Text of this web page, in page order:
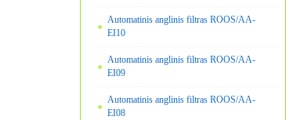
Automatinis anglinis filtras ROOS/AA-
EI10
Automatinis anglinis filtras ROOS/AA-
EI09
Automatinis anglinis filtras ROOS/AA-
EI08